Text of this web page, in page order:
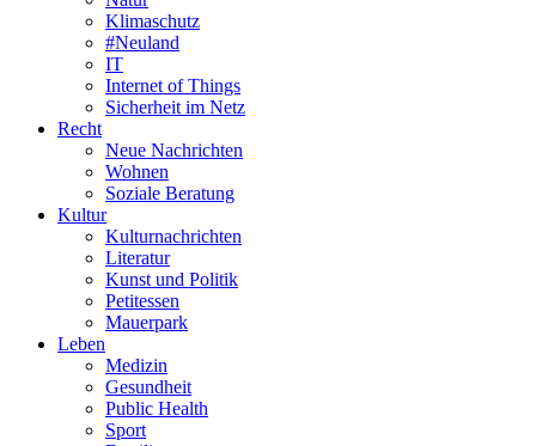
Klimaschutz
#Neuland
IT
Internet of Things
Sicherheit im Netz
Recht
Neue Nachrichten
Wohnen
Soziale Beratung
Kultur
Kulturnachrichten
Literatur
Kunst und Politik
Petitessen
Mauerpark
Leben
Medizin
Gesundheit
Public Health
Sport